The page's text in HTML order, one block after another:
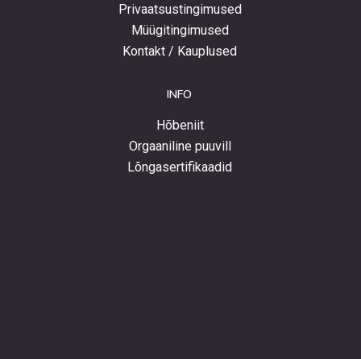
Privaatsustingimused
Müügitingimused
Kontakt / Kauplused
INFO
Hõbeniit
Orgaaniline puuvill
Lõngasertifikaadid